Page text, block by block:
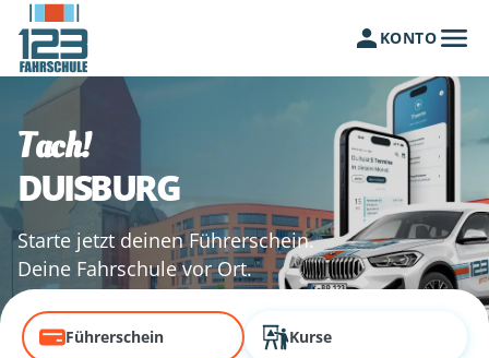
KONTO
Tach!
DUISBURG
Starte jetzt deinen Führerschein.
Deine Fahrschule vor Ort.
Führerschein Kurse